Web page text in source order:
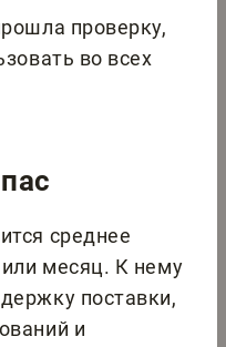
проверку,
во всех
среднее
месяц. К нему
поставки,
и